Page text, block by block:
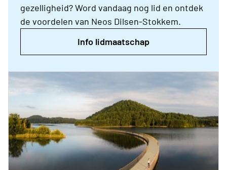
gezelligheid? Word vandaag nog lid en ontdek
de voordelen van Neos Dilsen-Stokkem.
Info lidmaatschap